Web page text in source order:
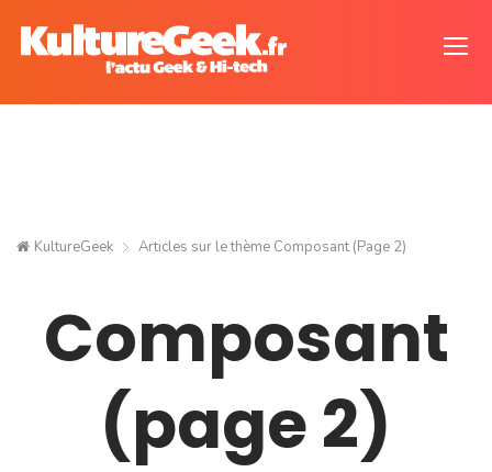
KultureGeek Articles sur le thème Composant (Page 2)
Composant
(page 2)